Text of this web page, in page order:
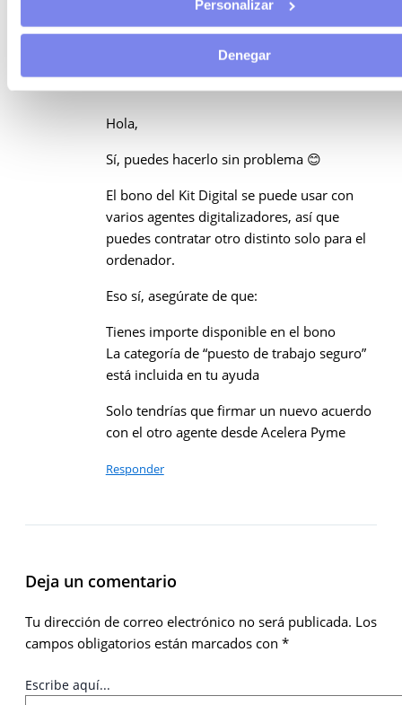
Personalizar
Denegar
Hola,
Sí, puedes hacerlo sin problema 😊
El bono del Kit Digital se puede usar con
varios agentes digitalizadores, así que
puedes contratar otro distinto solo para el
ordenador.
Eso sí, asegúrate de que:
Tienes importe disponible en el bono
La categoría de “puesto de trabajo seguro”
está incluida en tu ayuda
Solo tendrías que firmar un nuevo acuerdo
con el otro agente desde Acelera Pyme
Responder
Deja un comentario
Tu dirección de correo electrónico no será publicada. Los
campos obligatorios están marcados con *
Escribe aquí...